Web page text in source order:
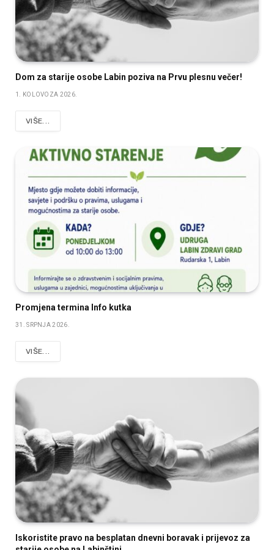
Dom za starije osobe Labin poziva na Prvu plesnu večer!
1. KOLOVOZA 2026.
VIŠE...
Promjena termina Info kutka
31. SRPNJA 2026.
VIŠE...
Iskoristite pravo na besplatan dnevni boravak i prijevoz za